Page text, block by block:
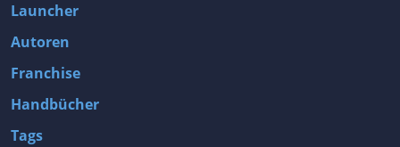
Launcher
Autoren
Franchise
Handbücher
Tags